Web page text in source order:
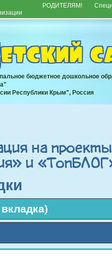
РОДИТЕЛЯМ!
бюджетное дошкольное
Республики Крым", Россия
на
и